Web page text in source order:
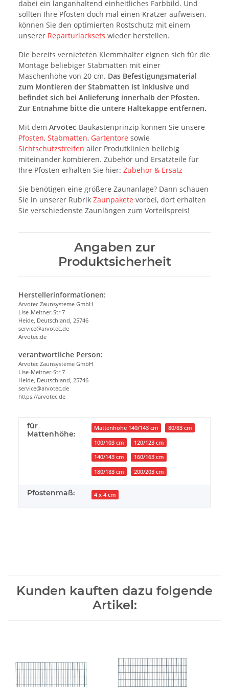
dabei ein langanhaltend einheitliches Farbbild. Und
sollten Ihre Pfosten doch mal einen Kratzer aufweisen,
können Sie den optimierten Rostschutz mit einem
unserer Reparturlacksets wieder herstellen.
Die bereits vernieteten Klemmhalter eignen sich für die
Montage beliebiger Stabmatten mit einer
Maschenhöhe von 20 cm. Das Befestigungsmaterial
zum Montieren der Stabmatten ist inklusive und
befindet sich bei Anlieferung innerhalb der Pfosten.
Zur Entnahme bitte die untere Haltekappe entfernen.
Mit dem Arvotec-Baukastenprinzip können Sie unsere
Pfosten, Stabmatten, Gartentore sowie
Sichtschutzstreifen aller Produtklinien beliebig
miteinander kombieren. Zubehör und Ersatzteile für
Ihre Pfosten erhalten Sie hier: Zubehör & Ersatz
Sie benötigen eine größere Zaunanlage? Dann schauen
Sie in unserer Rubrik Zaunpakete vorbei, dort erhalten
Sie verschiedenste Zaunlängen zum Vorteilspreis!
Angaben zur
Produktsicherheit
Herstellerinformationen:
Arvotec Zaunsysteme GmbH
Lise-Meitner-Str 7
Heide, Deutschland, 25746
service@arvotec.de
Arvotec.de
verantwortliche Person:
Arvotec Zaunsysteme GmbH
Lise-Meitner-Str 7
Heide, Deutschland, 25746
service@arvotec.de
https://arvotec.de
für
Mattenhöhe:
Mattenhöhe 140/143 cm 80/83 cm
100/103 cm 120/123 cm
140/143 cm 160/163 cm
180/183 cm 200/203 cm
Pfostenmaß: 4 x 4 cm
Kunden kauften dazu folgende
Artikel: